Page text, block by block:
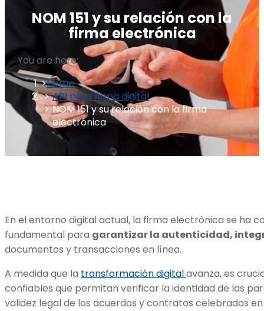
NOM 151 y su relación con la
firma electrónica
You are here:
Home
API para firma digital
NOM 151 y su relación con la firma
electrónica
En el entorno digital actual, la firma electrónica se ha
fundamental para garantizar la autenticidad,
documentos y transacciones en línea.
A medida que la transformación digitalavanza, es
confiables que permitan verificar la identidad de las
validez legal de los acuerdos y contratos celebrados